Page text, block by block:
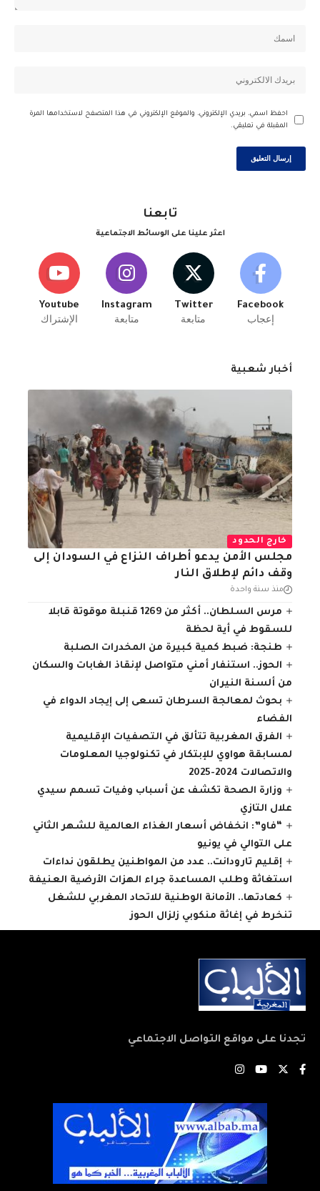
احفظ اسمي، بريدي الإلكتروني، والموقع الإلكتروني في هذا المتصفح لاستخدامها المرة
المقبلة في تعليقي.
تابعنا
اعثر علينا على الوسائط الاجتماعية
Facebook
إعجاب
Twitter
متابعة
Instagram
متابعة
Youtube
الإشتراك
أخبار شعبية
خارج الحدود
مجلس الأمن يدعو أطراف النزاع في السودان إلى
وقف دائم لإطلاق النار
منذ سنة واحدة
مرس السلطان.. أكثر من 1269 قنبلة موقوتة قابلا
للسقوط في أية لحظة
طنجة: ضبط كمية كبيرة من المخدرات الصلبة
الحوز.. استنفار أمني متواصل لإنقاذ الغابات والسكان
من ألسنة النيران
بحوث لمعالجة السرطان تسعى إلى إيجاد الدواء في
الفضاء
الفرق المغربية تتألق في التصفيات الإقليمية
لمسابقة هواوي للإبتكار في تكنولوجيا المعلومات
والاتصالات 2024-2025
وزارة الصحة تكشف عن أسباب وفيات تسمم سيدي
علال التازي
“فاو”: انخفاض أسعار الغذاء العالمية للشهر الثاني
على التوالي في يونيو
إقليم تارودانت.. عدد من المواطنين يطلقون نداءات
استغاثة وطلب المساعدة جراء الهزات الأرضية العنيفة
كعادتها.. الأمانة الوطنية للاتحاد المغربي للشغل
تنخرط في إغاثة منكوبي زلزال الحوز
تجدنا على مواقع التواصل الاجتماعي